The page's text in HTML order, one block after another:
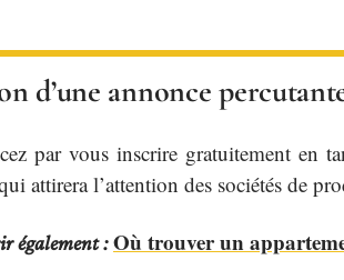
d’une annonce
par vous inscrire gratuitement en
attirera l’attention des sociétés de
également : Où trouver un